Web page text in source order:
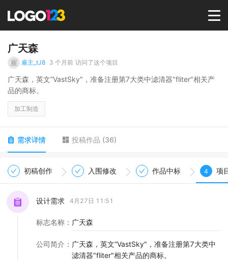
选择套餐→
商标版权
LOGO
登录 / 注册
广天森
雇 雇主_tJ8 3 个月前 访问了这个项目
广天森，英文”VastSky"，准备注册第7大类中滤清器"fliter"相关产
品的商标。
加工制造
需求详情 投稿作品 (36)
初稿创作 入围修改 作品中标 4 项
设计需求 4月27日 11:51
标志名称 ： 广天森
公司简介 ： 广天森，英文”VastSky"，准备注册第7大类中
滤清器"fliter"相关产品的商标。